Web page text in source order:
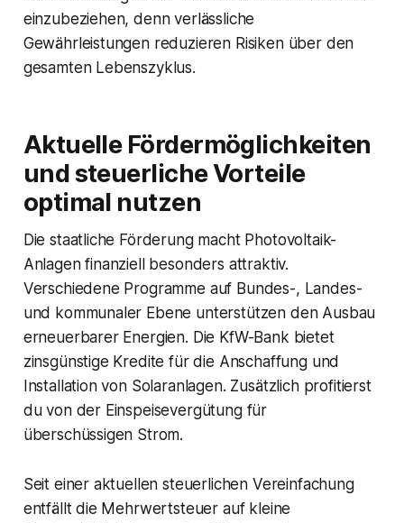
einzubeziehen, denn verlässliche
Gewährleistungen reduzieren Risiken über den
gesamten Lebenszyklus.
Aktuelle Fördermöglichkeiten
und steuerliche Vorteile
optimal nutzen
Die staatliche Förderung macht Photovoltaik-
Anlagen finanziell besonders attraktiv.
Verschiedene Programme auf Bundes-, Landes-
und kommunaler Ebene unterstützen den Ausbau
erneuerbarer Energien. Die KfW-Bank bietet
zinsgünstige Kredite für die Anschaffung und
Installation von Solaranlagen. Zusätzlich profitierst
du von der Einspeisevergütung für
überschüssigen Strom.
Seit einer aktuellen steuerlichen Vereinfachung
entfällt die Mehrwertsteuer auf kleine